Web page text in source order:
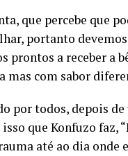
que percebe que
portanto
prontos a receber a
mas com sabor
por todos, depois
que Konfuzo faz,
até ao dia